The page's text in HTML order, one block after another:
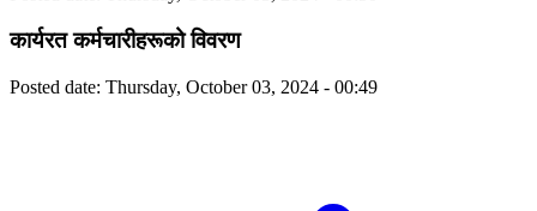
कार्यरत कर्मचारीहरूको विवरण
Posted date: Thursday, October 03, 2024 - 00:49